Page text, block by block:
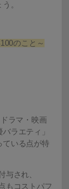
。
のこと～
ラマ・映画
ラエティ」
ている点が特
与され、
もコストパフ